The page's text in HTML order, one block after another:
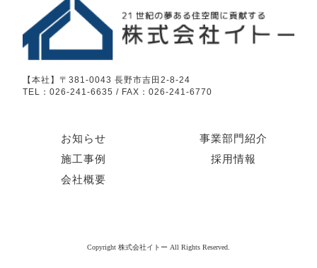
【本社】〒381-0043 長野市吉田2-8-24
TEL：026-241-6635 / FAX：026-241-6770
お知らせ
事業部門紹介
施工事例
採用情報
会社概要
Copyright 株式会社イトー All Rights Reserved.